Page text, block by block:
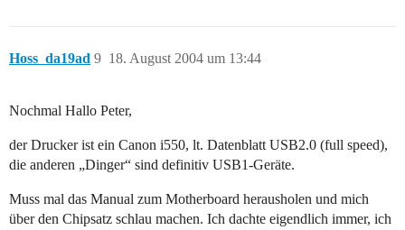
Hoss_da19ad 18. August 2004 um 13:44
9
Nochmal Hallo Peter,
der Drucker ist ein Canon i550, lt. Datenblatt USB2.0 (full speed),
die anderen „Dinger“ sind definitiv USB1-Geräte.
Muss mal das Manual zum Motherboard herausholen und mich
über den Chipsatz schlau machen. Ich dachte eigendlich immer, ich